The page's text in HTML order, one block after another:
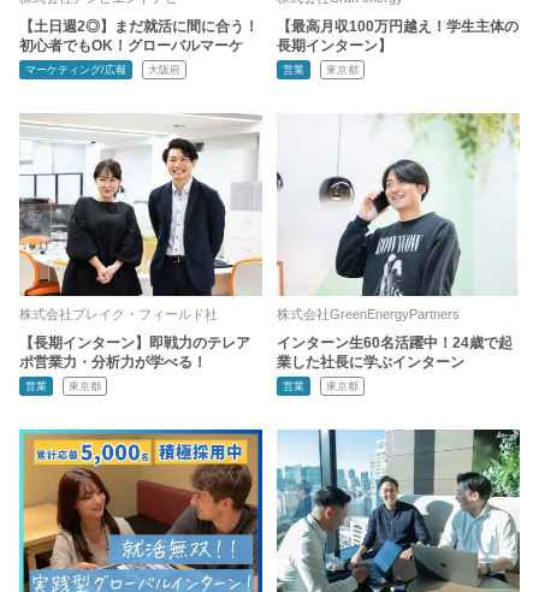
【土日週2◎】まだ就活に間に合う！
初心者でもOK！グローバルマーケ
マーケティング/広報 大阪府
【最高月収100万円越え！学生主体の
長期インターン】
営業 東京都
株式会社ブレイク・フィールド社
【長期インターン】即戦力のテレア
ポ営業力・分析力が学べる！
営業 東京都
株式会社GreenEnergyPartners
インターン生60名活躍中！24歳で起
業した社長に学ぶインターン
営業 東京都